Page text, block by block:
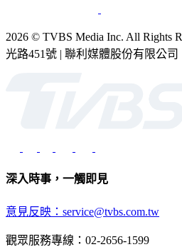
2026 © TVBS Media Inc. All Rights
光路451號 | 聯利媒體股份有限公司
深入時事，一觸即見
意見反映：service@tvbs.com.tw
觀眾服務專線：02-2656-1599